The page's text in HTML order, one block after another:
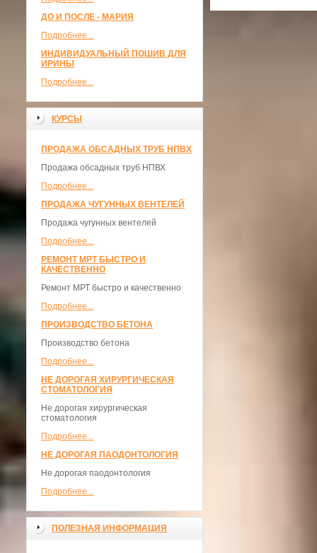
ДО И ПОСЛЕ - МАРИЯ
Подробнее...
ИНДИВИДУАЛЬНЫЙ ПОШИВ ДЛЯ
ИРИНЫ
Подробнее...
КУРСЫ
ПРОДАЖА ОБСАДНЫХ ТРУБ НПВХ
Продажа обсадных труб НПВХ
Подробнее...
ПРОДАЖА ЧУГУННЫХ ВЕНТЕЛЕЙ
Продажа чугунных вентелей
Подробнее...
РЕМОНТ МРТ БЫСТРО И
КАЧЕСТВЕННО
Ремонт МРТ быстро и качественно
Подробнее...
ПРОИЗВОДСТВО БЕТОНА
Производство бетона
Подробнее...
НЕ ДОРОГАЯ ХИРУРГИЧЕСКАЯ
СТОМАТОЛОГИЯ
Не дорогая хирургическая
стоматология
Подробнее...
НЕ ДОРОГАЯ ПАОДОНТОЛОГИЯ
Не дорогая паодонтология
Подробнее...
ПОЛЕЗНАЯ ИНФОРМАЦИЯ